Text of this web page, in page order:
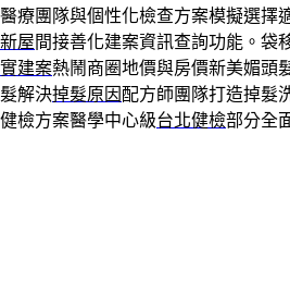
療團隊與個性化檢查方案模擬選擇
屋間接善化建案資訊查詢功能。袋
建案熱鬧商圈地價與房價新美媚頭
解決掉髮原因 配方師團隊打造掉髮
檢方案醫學中心級台北健檢部分全